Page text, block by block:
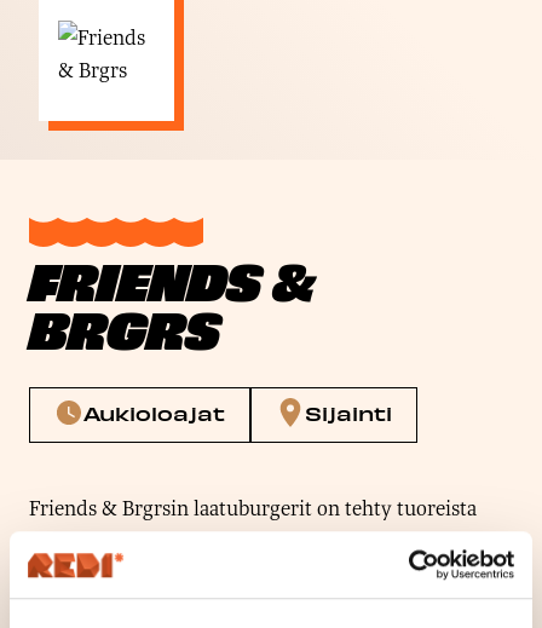
FRIENDS &
BRGRS
Aukioloajat Sijainti
Friends & Brgrsin laatuburgerit on tehty tuoreista
kotimaisista raaka-aineista. Pihvit jauhetaan ja
sämpylät leivotaan ravintolassa paikan päällä. Ja sen
maistaa.